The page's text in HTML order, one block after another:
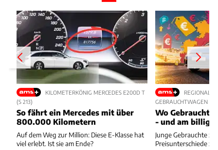
KILOMETERKÖNIG MERCEDES E200D T
(S 213)
So fährt ein Mercedes mit über
800.000 Kilometern
Auf dem Weg zur Million: Diese E-Klasse hat
viel erlebt. Ist sie am Ende?
REGIONALE
GEBRAUCHTWAGEN
Wo Gebrauchte
- und am
Junge Gebrauchte
Preisunterschiede